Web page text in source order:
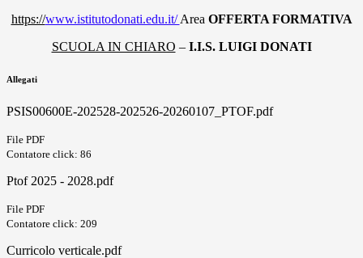
https://www.istitutodonati.edu.it/Area OFFERTA FORMATIVA
SCUOLA IN CHIARO – I.I.S. LUIGI DONATI
Allegati
PSIS00600E-202528-202526-20260107_PTOF.pdf
File PDF
Contatore click: 86
Ptof 2025 - 2028.pdf
File PDF
Contatore click: 209
Curricolo verticale.pdf